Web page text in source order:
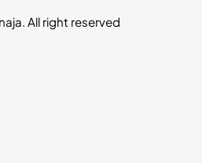
All right reserved